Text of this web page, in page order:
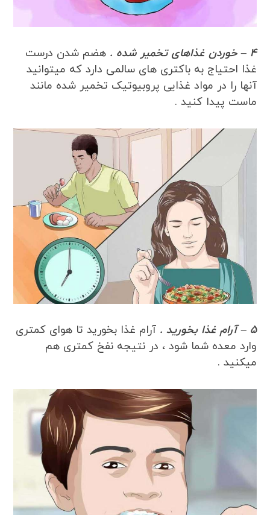
4 – خوردن غذاهای تخمیر شده .
هضم شدن درست
غذا احتیاج به باکتری های سالمی دارد که میتوانید
آنها را در مواد غذایی پروبیوتیک تخمیر شده مانند
ماست پیدا کنید .
5 – آرام غذا بخورید .
آرام غذا بخورید تا هوای کمتری
وارد معده شما شود ، در نتیجه نفخ کمتری هم
میکنید .